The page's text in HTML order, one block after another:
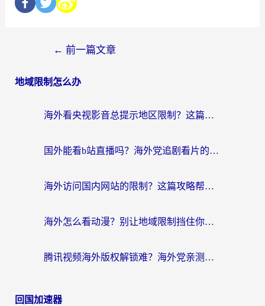
← 前一篇文章
地域限制怎么办
海外看央视影音总提示地区限制？这篇教你选对回国加速器，流畅追剧不踩坑
国外能看b站直播吗？海外党追剧看片的终极解决方案来了
海外访问国内网站的限制？这篇攻略帮你无缝解锁12306、12123和国内影音
海外怎么看动漫？别让地域限制挡住你的追番快乐
腾讯视频海外版权解锁难？海外党亲测：选对回国加速器，追剧观影零障碍
回国加速器